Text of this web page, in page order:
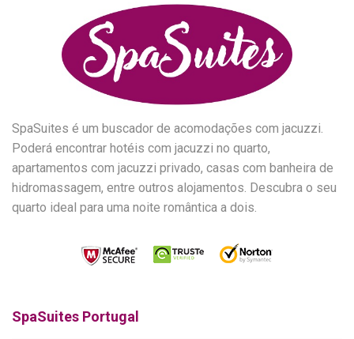
SpaSuites é um buscador de acomodações com jacuzzi.
Poderá encontrar hotéis com jacuzzi no quarto,
apartamentos com jacuzzi privado, casas com banheira de
hidromassagem, entre outros alojamentos. Descubra o seu
quarto ideal para uma noite romântica a dois.
SpaSuites Portugal